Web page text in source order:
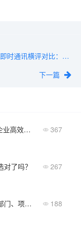
中小企业即时通讯横评对比：哪款更适合你的企业？
下一篇
跨部门沟通到底是什么？企业高效协作的核心内容解析 367
了吗？ 267
企业IM权限管理：能否按部门、项目、外部伙伴分权？ 188